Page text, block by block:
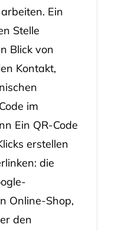
Ein
Stelle
Blick von
Kontakt,
im
Ein QR-Code
erstellen
die
Online-Shop,
den